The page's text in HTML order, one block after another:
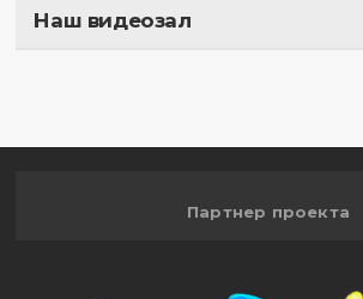
Наш видеозал
Партнер проекта